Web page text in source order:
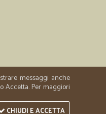
messaggi anche
Accetta. Per maggiori
CHIUDI E ACCETTA